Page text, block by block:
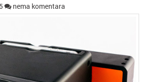
nema komentara